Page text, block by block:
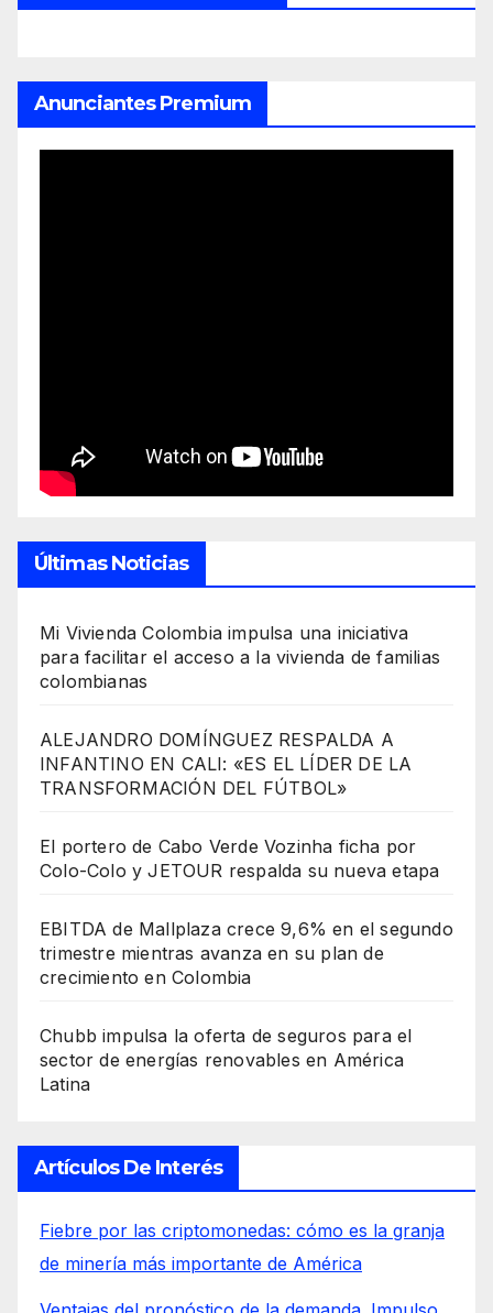
Anunciantes Premium
Últimas Noticias
Mi Vivienda Colombia impulsa una iniciativa
para facilitar el acceso a la vivienda de familias
colombianas
ALEJANDRO DOMÍNGUEZ RESPALDA A
INFANTINO EN CALI: «ES EL LÍDER DE LA
TRANSFORMACIÓN DEL FÚTBOL»
El portero de Cabo Verde Vozinha ficha por
Colo-Colo y JETOUR respalda su nueva etapa
EBITDA de Mallplaza crece 9,6% en el segundo
trimestre mientras avanza en su plan de
crecimiento en Colombia
Chubb impulsa la oferta de seguros para el
sector de energías renovables en América
Latina
Artículos De Interés
Fiebre por las criptomonedas: cómo es la granja
de minería más importante de América